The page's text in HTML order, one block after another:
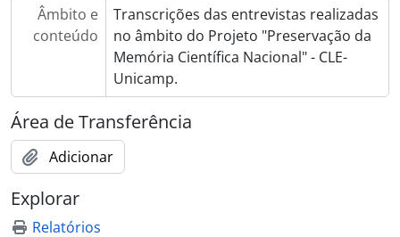
Âmbito e
conteúdo
Transcrições das entrevistas realizadas
no âmbito do Projeto "Preservação da
Memória Científica Nacional" - CLE-
Unicamp.
Área de Transferência
Adicionar
Explorar
Relatórios